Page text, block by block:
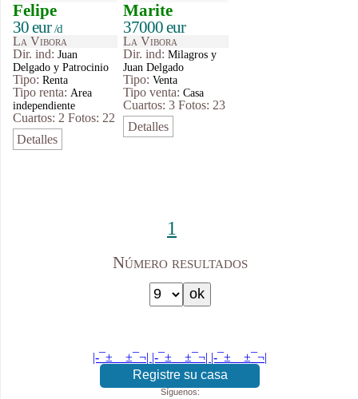
Felipe
30 eur/d
La Vibora
Dir. ind: Juan
Delgado y Patrocinio
Tipo: Renta
Tipo renta: Area
independiente
Cuartos: 2 Fotos: 22
Detalles
Marite
37000 eur
La Vibora
Dir. ind:Milagros y
Juan Delgado
Tipo:Venta
Tipo venta:Casa
Cuartos: 3 Fotos: 23
Detalles
1
Número resultados
|-¯±­__­±¯¬| |-¯±­__­±¯¬| |-¯±­__­±¯¬|
Registre su casa
Síguenos: